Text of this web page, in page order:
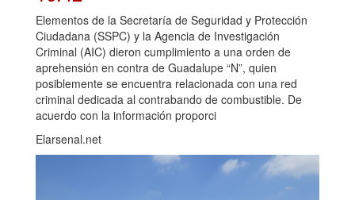
Elementos de la Secretaría de Seguridad y Protección
Ciudadana (SSPC) y la Agencia de Investigación
Criminal (AIC) dieron cumplimiento a una orden de
aprehensión en contra de Guadalupe “N”, quien
posiblemente se encuentra relacionada con una red
criminal dedicada al contrabando de combustible. De
acuerdo con la información proporci
Elarsenal.net